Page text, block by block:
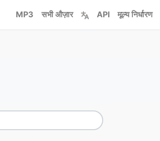
MP3 सभी औज़ार API मूल्य निर्धारण